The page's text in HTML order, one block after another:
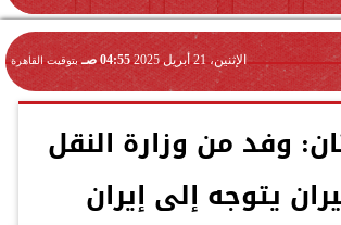
الإثنين، 21 أبريل 2025 04:55 صـ بتوقيت القاهرة
وفد من وزارة النقل
يتوجه إلى إيران